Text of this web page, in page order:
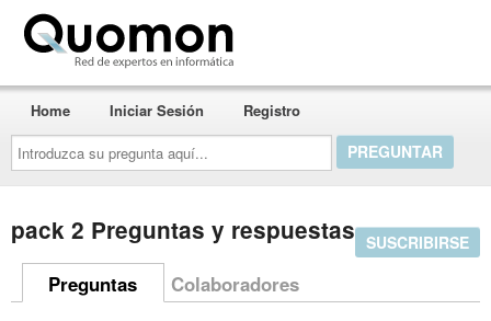
Introduzca
su
pregunta
aquí...
Home Iniciar Sesión Registro
pack 2 Preguntas y respuestas SUSCRIBIRSE
Preguntas Colaboradores